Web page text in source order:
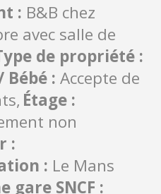
: B&B chez
avec salle de
de propriété :
Bébé : Accepte de
Étage :
non
:
: Le Mans
gare SNCF :